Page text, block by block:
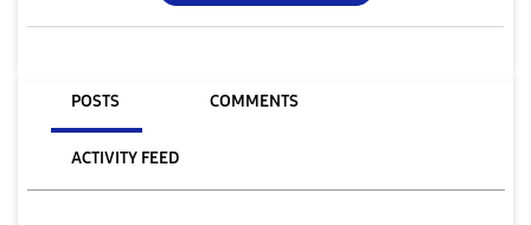
POSTS COMMENTS
ACTIVITY FEED